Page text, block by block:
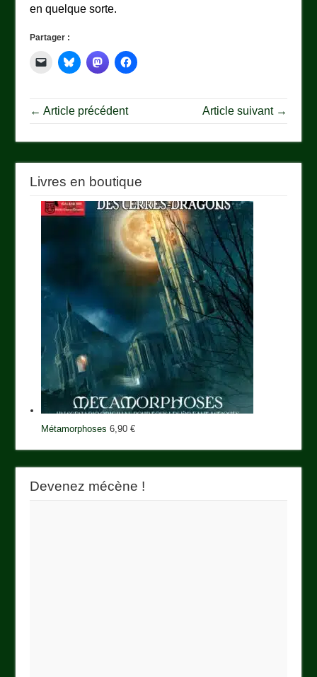
en quelque sorte.
Partager :
← Article précédent Article suivant →
Livres en boutique
Métamorphoses 6,90€
Devenez mécène !